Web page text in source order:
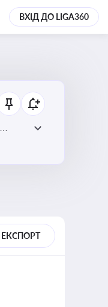
ВХІД ДО LIGA360
ЕКСПОРТ